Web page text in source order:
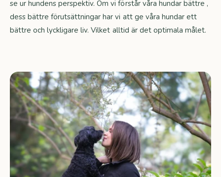
se ur hundens perspektiv. Om vi förstår våra hundar bättre ,
dess bättre förutsättningar har vi att ge våra hundar ett
bättre och lyckligare liv. Vilket alltid är det optimala målet.